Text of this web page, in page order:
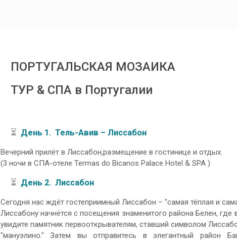
ПОРТУГАЛЬСКАЯ МОЗАИКА
ТУР & СПА в Португалии
⏳ День 1. Тель-Авив – Лиссабон
Вечерний прилёт в Лиссабон,размещение в гостинице и отдых.
(3 ночи в СПА-отеле Termas do Bicanos Palace Hotel & SPA )
⏳ День 2. Лиссабон
Сегодня нас ждёт гостеприимный Лиссабон – "самая тёплая и
Лиссабону начнётся с посещения знаменитого района Белен, где
увидите памятник первооткрывателям, ставший символом
"мануэлино." Затем вы отправитесь в элегантный район